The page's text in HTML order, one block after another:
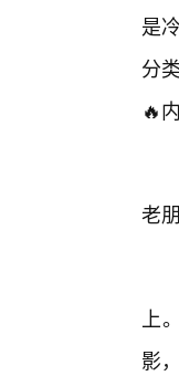
是
分
🔥
老
上
影